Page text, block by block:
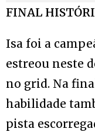
FINAL
Isa foi a
estreou neste
no grid. Na
habilidade
pista